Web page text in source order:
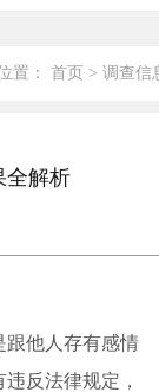
置： 首页 > 调查信
全解析
跟他人存有感情
反法律规定，